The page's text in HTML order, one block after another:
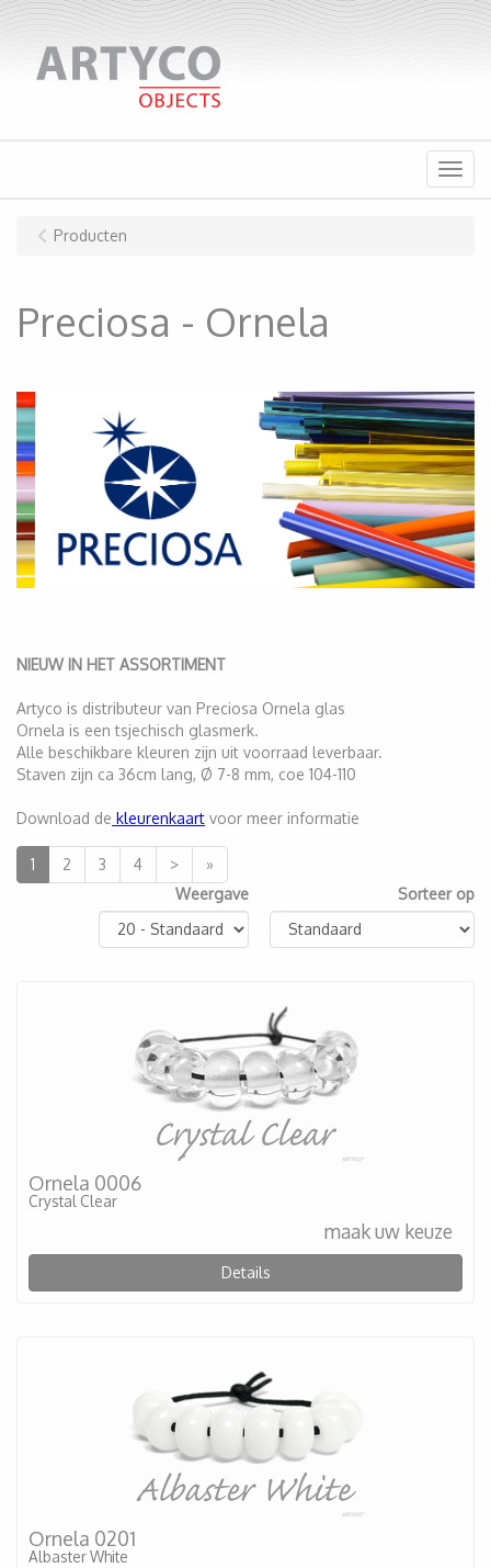
Menu
Producten
Preciosa - Ornela
NIEUW IN HET ASSORTIMENT
Artyco is distributeur van Preciosa Ornela glas
Ornela is een tsjechisch glasmerk.
Alle beschikbare kleuren zijn uit voorraad leverbaar.
Staven zijn ca 36cm lang, Ø 7-8 mm, coe 104-110
Download de kleurenkaart voor meer informatie
1 2 3 4 >
»
Weergave
Sorteer op
Ornela 0006
Crystal Clear
maak uw keuze
Details
Ornela 0201
Albaster White